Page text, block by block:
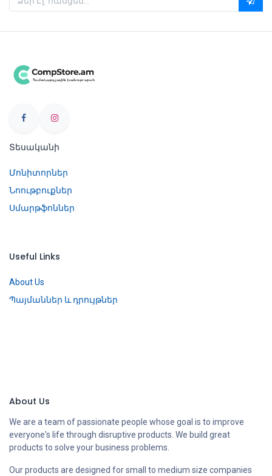
Տեսականի
Մոնիտորներ
Նոութբուքներ
Սմարթֆոններ
Useful Links
About Us
Պայմաններ և դրույթներ
About Us
We are a team of passionate people whose goal is to improve
everyone's life through disruptive products. We build great
products to solve your business problems.
Our products are designed for small to medium size companies